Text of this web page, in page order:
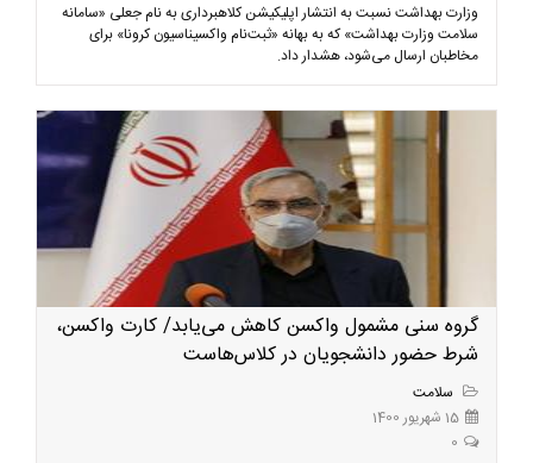
وزارت بهداشت نسبت به انتشار اپلیکیشن کلاهبرداری به نام جعلی «سامانه
سلامت وزارت بهداشت» که به بهانه «ثبت‌نام واکسیناسیون کرونا» برای
مخاطبان ارسال می‌شود، هشدار داد.
گروه سنی مشمول واکسن کاهش می‌یابد/ کارت واکسن،
شرط حضور دانشجویان در کلاس‌هاست
سلامت
15 شهریور 1400
0